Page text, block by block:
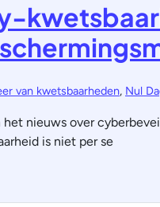
van kwetsbaarheden, Nul
het nieuws over
is niet per se